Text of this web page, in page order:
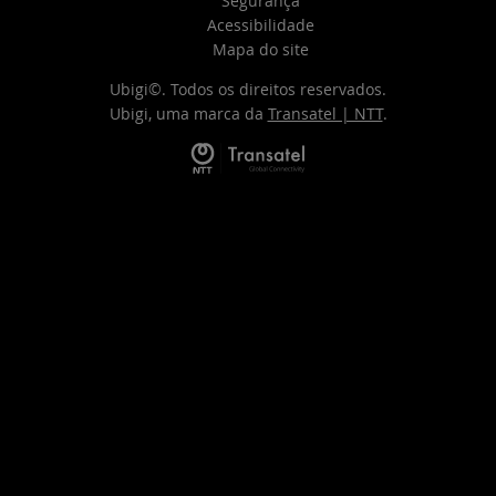
Acessibilidade
Mapa do site
Ubigi©. Todos os direitos reservados.
Ubigi, uma marca da Transatel | NTT.